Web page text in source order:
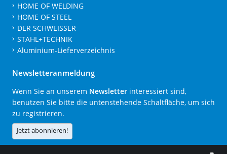
HOME OF WELDING
HOME OF STEEL
DER SCHWEISSER
STAHL+TECHNIK
Aluminium-Lieferverzeichnis
Newsletteranmeldung
Wenn Sie an unserem Newsletter interessiert sind,
benutzen Sie bitte die untenstehende Schaltfläche, um sich
zu registrieren.
Jetzt abonnieren!